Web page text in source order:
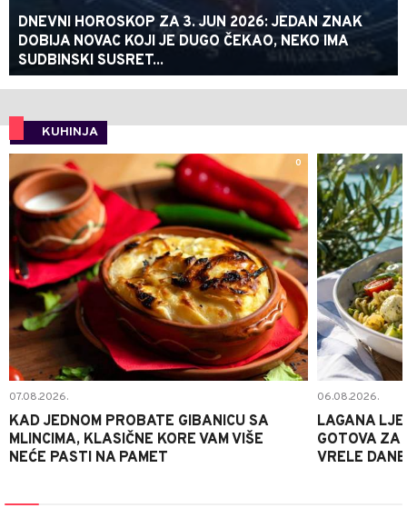
DNEVNI HOROSKOP ZA 3. JUN 2026: JEDAN ZNAK
DOBIJA NOVAC KOJI JE DUGO ČEKAO, NEKO IMA
SUDBINSKI SUSRET...
KUHINJA
0
07.08.2026.
KAD JEDNOM PROBATE GIBANICU SA
MLINCIMA, KLASIČNE KORE VAM VIŠE
NEĆE PASTI NA PAMET
06.08.2026.
LAGANA
GOTOVA ZA
VRELE DANE